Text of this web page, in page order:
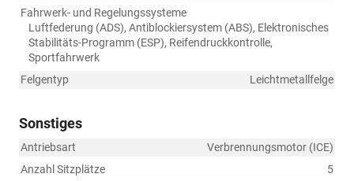
Fahrwerk- und Regelungssysteme
Luftfederung (ADS), Antiblockiersystem (ABS), Elektronisches
Stabilitäts-Programm (ESP), Reifendruckkontrolle,
Sportfahrwerk
Felgentyp
Leichtmetallfelge
Sonstiges
Antriebsart
Verbrennungsmotor (ICE)
Anzahl Sitzplätze
5